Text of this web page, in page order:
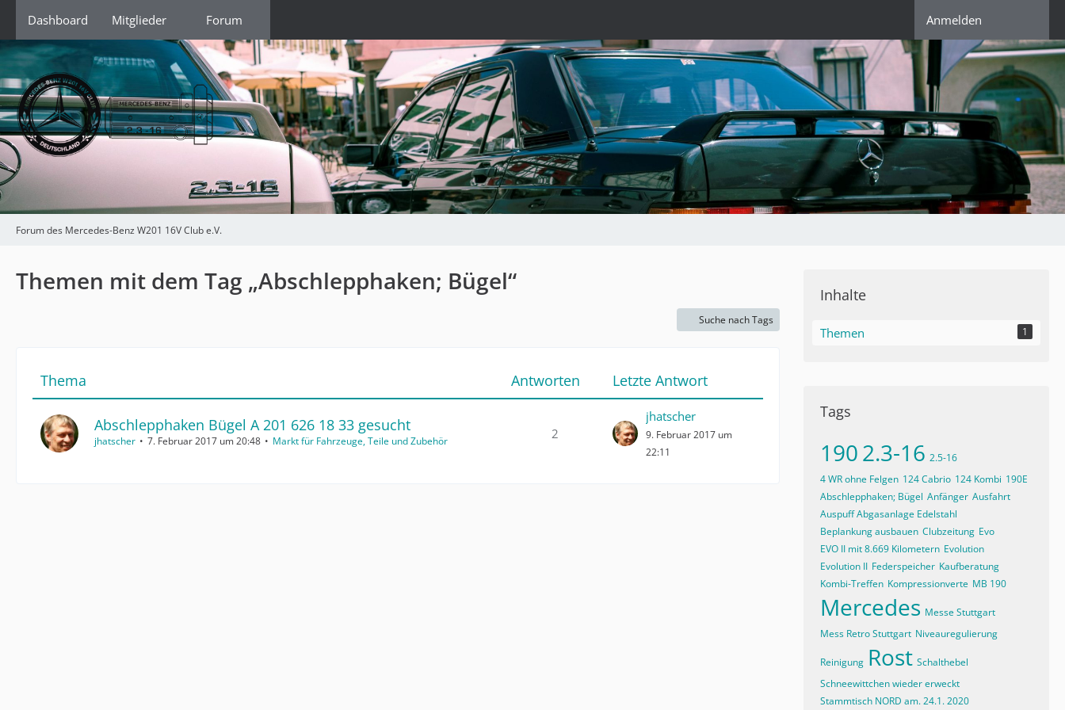
Dashboard Mitglieder Forum Anmelden
Forum des Mercedes-Benz W201 16V Club e.V.
Themen mit dem Tag „Abschlepphaken; Bügel“
Suche nach Tags
Thema Antworten Letzte Antwort
Abschlepphaken Bügel A 201 626 18 33 gesucht
jhatscher 7. Februar 2017 um 20:48 Markt für Fahrzeuge, Teile und Zubehör 2
jhatscher
9. Februar 2017 um
22:11
Inhalte
Themen 1
Tags
1902.3-16 2.5-16
4 WR ohne Felgen 124 Cabrio 124 Kombi 190E
Abschlepphaken; Bügel Anfänger Ausfahrt
Auspuff Abgasanlage Edelstahl
Beplankung ausbauen Clubzeitung Evo
EVO II mit 8.669 Kilometern Evolution
Evolution II Federspeicher Kaufberatung
Kombi-Treffen Kompressionverte MB 190
Mercedes Messe Stuttgart
Mess Retro Stuttgart Niveauregulierung
Reinigung Rost Schalthebel
Schneewittchen wieder erweckt
Stammtisch NORD am. 24.1. 2020